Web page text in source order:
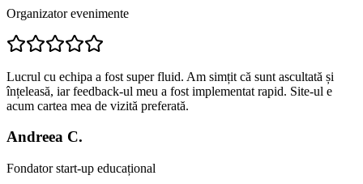
Organizator evenimente
Lucrul cu echipa a fost super fluid. Am simțit că sunt ascultată și
înțeleasă, iar feedback-ul meu a fost implementat rapid. Site-ul e
acum cartea mea de vizită preferată.
Andreea C.
Fondator start-up educațional